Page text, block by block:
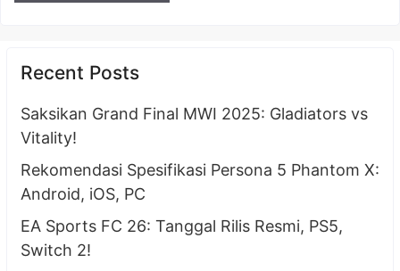
Recent Posts
Saksikan Grand Final MWI 2025: Gladiators vs
Vitality!
Rekomendasi Spesifikasi Persona 5 Phantom X:
Android, iOS, PC
EA Sports FC 26: Tanggal Rilis Resmi, PS5,
Switch 2!